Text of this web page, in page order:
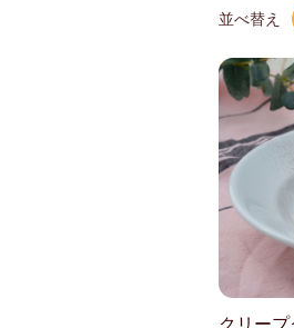
並べ替え
クリー